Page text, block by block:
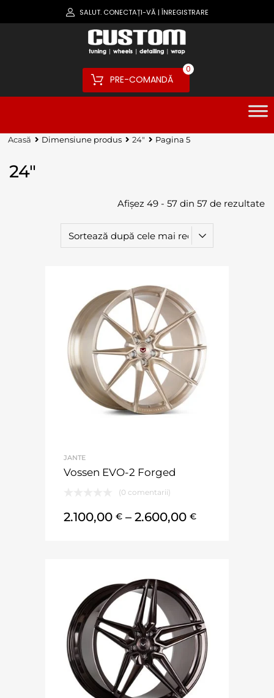
SALUT. CONECTAȚI-VĂ | ÎNREGISTRARE
PRE-COMANDĂ
0
Acasă Dimensiune produs 24" Pagina 5
24"
Afișez 49 - 57 din 57 de rezultate
JANTE
Vossen EVO-2 Forged
(0 comentarii)
2.100,00 € – 2.600,00 €